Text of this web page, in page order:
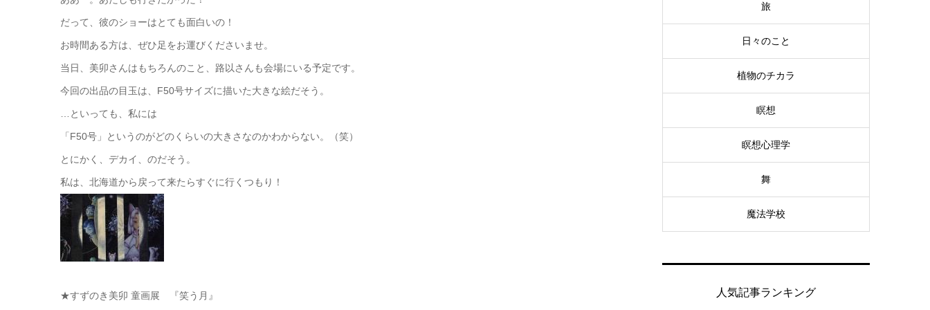
だって、彼のショーはとても面白いの！
お時間ある方は、ぜひ足をお運びくださいませ。
当日、美卯さんはもちろんのこと、路以さんも会場にいる予定です。
今回の出品の目玉は、F50号サイズに描いた大きな絵だそう。
…といっても、私には
「F50号」というのがどのくらいの大きさなのかわからない。（笑）
とにかく、デカイ、のだそう。
私は、北海道から戻って来たらすぐに行くつもり！
★すずのき美卯 童画展 『笑う月』
旅
日々のこと
植物のチカラ
瞑想
瞑想心理学
舞
魔法学校
人気記事ランキング